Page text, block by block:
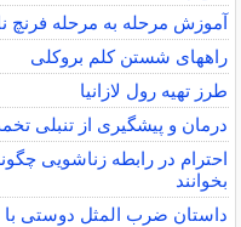
آموزش مرحله به مرحله فرنچ
راههای شستن کلم بروکلی
طرز تهیه رول لازانیا
درمان و پیشگیری از تنبلی
احترام در رابطه زناشویی
بخوانند
داستان ضرب المثل دوستی با